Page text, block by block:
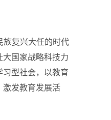
复兴大任的时代
国家战略科技力
型社会，以教育
激发教育发展活